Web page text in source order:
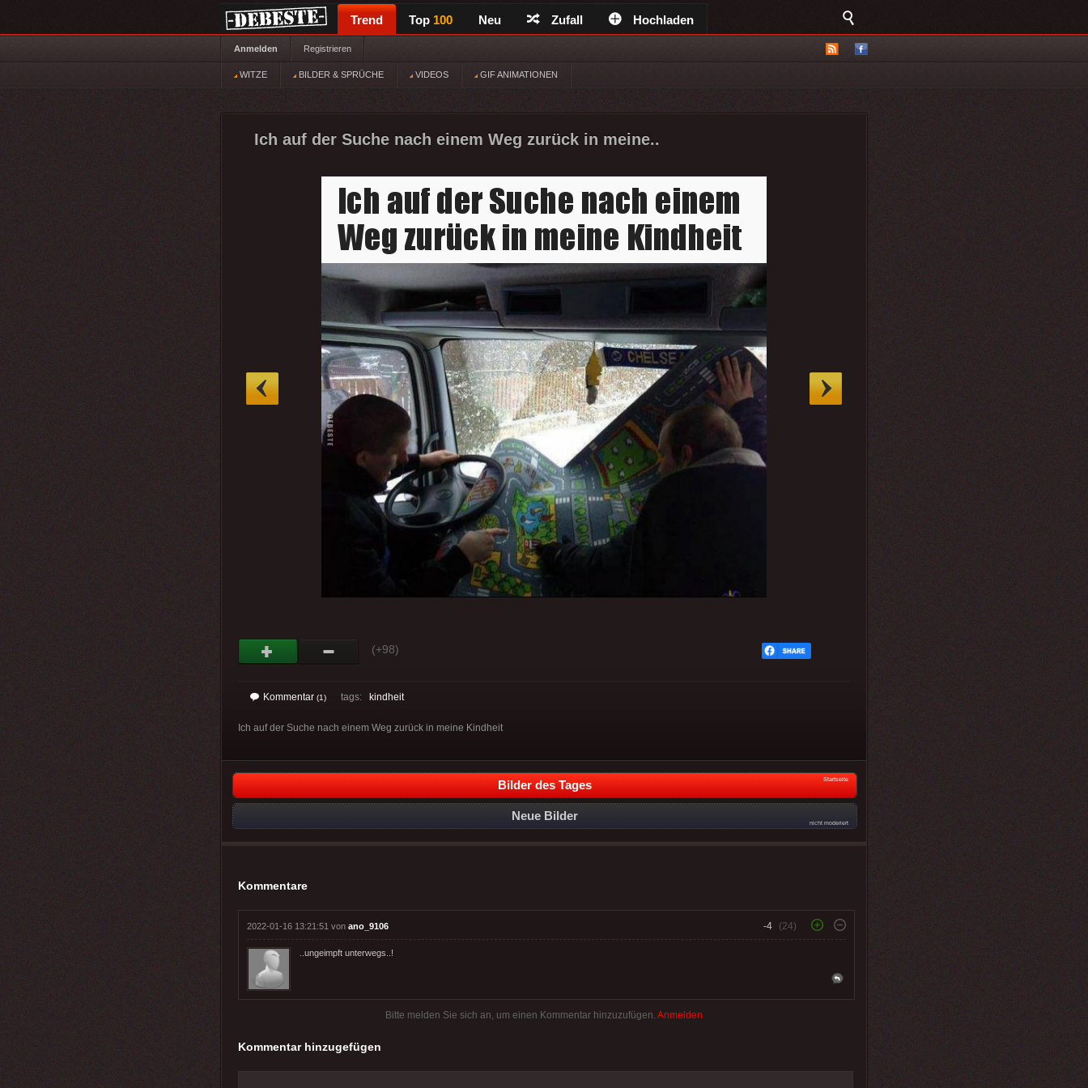
Trend Top 100 Neu Zufall Hochladen
Anmelden Registrieren
WITZE BILDER & SPRÜCHE VIDEOS GIF ANIMATIONEN
Ich auf der Suche nach einem Weg zurück in meine..
(+98)
Kommentar (1) tags: kindheit
Ich auf der Suche nach einem Weg zurück in meine Kindheit
Bilder des Tages Startseite
Neue Bilder
nicht moderiert
Kommentare
2022-01-16 13:21:51 von ano_9106 -4 (24)
..ungeimpft unterwegs..!
Bitte melden Sie sich an, um einen Kommentar hinzuzufügen. Anmelden
Kommentar hinzugefügen